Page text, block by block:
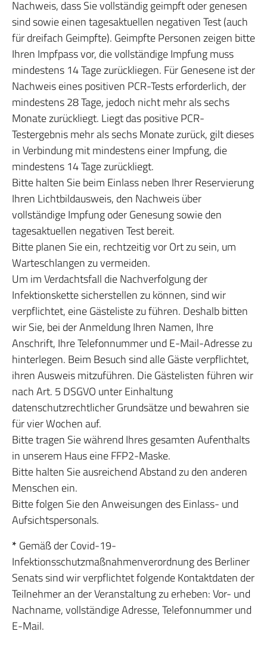
Nachweis, dass Sie vollständig geimpft oder genesen
sind sowie einen tagesaktuellen negativen Test (auch
für dreifach Geimpfte). Geimpfte Personen zeigen bitte
Ihren Impfpass vor, die vollständige Impfung muss
mindestens 14 Tage zurückliegen. Für Genesene ist der
Nachweis eines positiven PCR-Tests erforderlich, der
mindestens 28 Tage, jedoch nicht mehr als sechs
Monate zurückliegt. Liegt das positive PCR-
Testergebnis mehr als sechs Monate zurück, gilt dieses
in Verbindung mit mindestens einer Impfung, die
mindestens 14 Tage zurückliegt.
Bitte halten Sie beim Einlass neben Ihrer Reservierung
Ihren Lichtbildausweis, den Nachweis über
vollständige Impfung oder Genesung sowie den
tagesaktuellen negativen Test bereit.
Bitte planen Sie ein, rechtzeitig vor Ort zu sein, um
Warteschlangen zu vermeiden.
Um im Verdachtsfall die Nachverfolgung der
Infektionskette sicherstellen zu können, sind wir
verpflichtet, eine Gästeliste zu führen. Deshalb bitten
wir Sie, bei der Anmeldung Ihren Namen, Ihre
Anschrift, Ihre Telefonnummer und E-Mail-Adresse zu
hinterlegen. Beim Besuch sind alle Gäste verpflichtet,
ihren Ausweis mitzuführen. Die Gästelisten führen wir
nach Art. 5 DSGVO unter Einhaltung
datenschutzrechtlicher Grundsätze und bewahren sie
für vier Wochen auf.
Bitte tragen Sie während Ihres gesamten Aufenthalts
in unserem Haus eine FFP2-Maske.
Bitte halten Sie ausreichend Abstand zu den anderen
Menschen ein.
Bitte folgen Sie den Anweisungen des Einlass- und
Aufsichtspersonals.
* Gemäß der Covid-19-
Infektionsschutzmaßnahmenverordnung des Berliner
Senats sind wir verpflichtet folgende Kontaktdaten der
Teilnehmer an der Veranstaltung zu erheben: Vor- und
Nachname, vollständige Adresse, Telefonnummer und
E-Mail.